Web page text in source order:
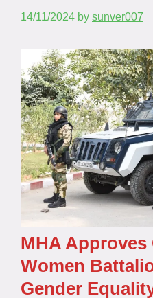
14/11/2024 by sunver007
MHA Approves
Women
Gender